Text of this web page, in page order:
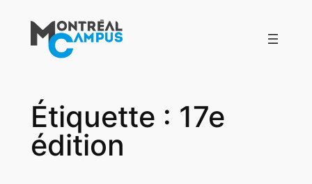
contenu
Étiquette : 17e
édition